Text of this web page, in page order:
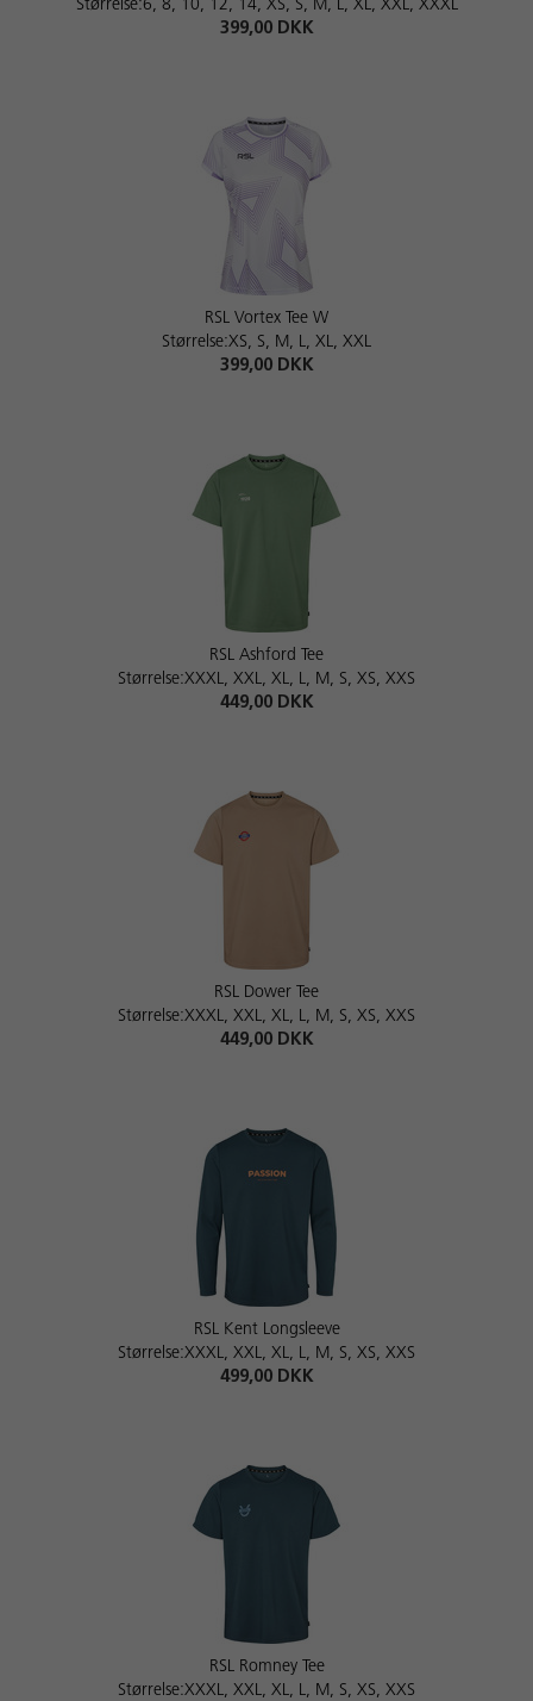
Størrelse:6, 8, 10, 12, 14, XS, S, M, L, XL, XXL, XXXL
399,00 DKK
RSL Vortex Tee W
Størrelse:XS, S, M, L, XL, XXL
399,00 DKK
RSL Ashford Tee
Størrelse:XXXL, XXL, XL, L, M, S, XS, XXS
449,00 DKK
RSL Dower Tee
Størrelse:XXXL, XXL, XL, L, M, S, XS, XXS
449,00 DKK
RSL Kent Longsleeve
Størrelse:XXXL, XXL, XL, L, M, S, XS, XXS
499,00 DKK
RSL Romney Tee
Størrelse:XXXL, XXL, XL, L, M, S, XS, XXS